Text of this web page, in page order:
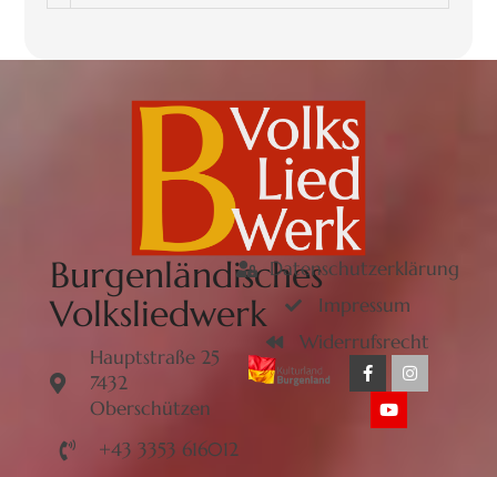
Burgenländisches
Volksliedwerk
Hauptstraße 25
7432
Oberschützen
+43 3353 616012
Datenschutzerklärung
Impressum
Widerrufsrecht